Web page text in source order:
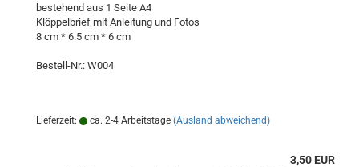
bestehend aus 1 Seite A4
Klöppelbrief mit Anleitung und Fotos
8 cm * 6.5 cm * 6 cm
Bestell-Nr.: W004
Lieferzeit: ca. 2-4 Arbeitstage (Ausland abweichend)
3,50 EUR